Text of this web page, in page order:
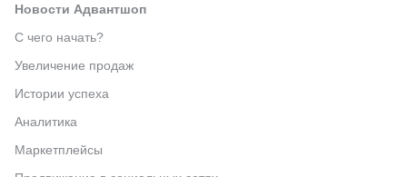
Новости Адвантшоп
С чего начать?
Увеличение продаж
Истории успеха
Аналитика
Маркетплейсы